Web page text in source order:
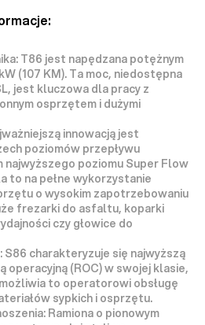
T86 jest napędzana potężnym
(107 KM). Ta moc, niedostępna
jest kluczowa dla pracy z
osprzętem i dużymi
innowacją jest
poziomów przepływu
najwyższego poziomu Super Flow
to na pełne wykorzystanie
o wysokim zapotrzebowaniu
frezarki do asfaltu, koparki
czy głowice do
S86 charakteryzuje się najwyższą
operacyjną (ROC) w swojej klasie,
to operatorowi obsługę
sypkich i osprzętu.
Ramiona o pionowym